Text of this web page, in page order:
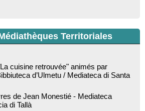
Territoriales
d’Ulmetu / Mediateca di Santa
di Tallà